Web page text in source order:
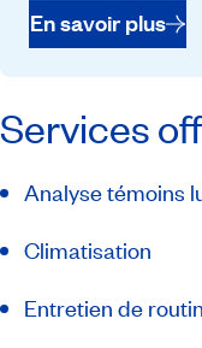
En savoir plus
Services
Analyse témoins
Climatisation
Entretien de